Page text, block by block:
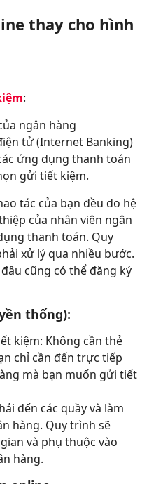
thay cho hình
:
ngân hàng
tử (Internet Banking)
ứng dụng thanh toán
gửi tiết kiệm.
tác của bạn đều do hệ
của nhân viên ngân
thanh toán. Quy
xử lý qua nhiều bước.
cũng có thể đăng ký
thống):
kiệm: Không cần thẻ
chỉ cần đến trực tiếp
mà bạn muốn gửi tiết
đến các quầy và làm
hàng. Quy trình sẽ
và phụ thuộc vào
hàng.